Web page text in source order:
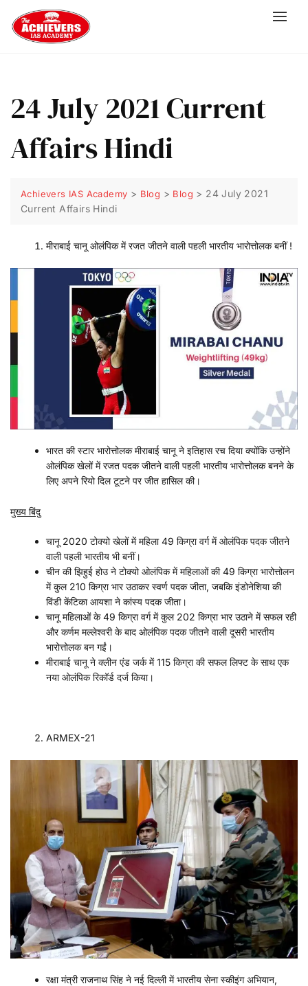
24 July 2021 Current
Affairs Hindi
Achievers IAS Academy > Blog > Blog > 24 July 2021
Current Affairs Hindi
मीराबाई चानू ओलंपिक में रजत जीतने वाली पहली भारतीय भारोत्तोलक बनीं!
भारत की स्टार भारोत्तोलक मीराबाई चानू ने इतिहास रच दिया क्योंकि उन्होंने
ओलंपिक खेलों में रजत पदक जीतने वाली पहली भारतीय भारोत्तोलक बनने के
लिए अपने रियो दिल टूटने पर जीत हासिल की।
मुख्य बिंदु
चानू 2020 टोक्यो खेलों में महिला 49 किग्रा वर्ग में ओलंपिक पदक जीतने
वाली पहली भारतीय भी बनीं।
चीन की झिहुई होउ ने टोक्यो ओलंपिक में महिलाओं की 49 किग्रा भारोत्तोलन
में कुल 210 किग्रा भार उठाकर स्वर्ण पदक जीता, जबकि इंडोनेशिया की
विंडी केंटिका आयशा ने कांस्य पदक जीता।
चानू महिलाओं के 49 किग्रा वर्ग में कुल 202 किग्रा भार उठाने में सफल रही
और कर्णम मल्लेश्वरी के बाद ओलंपिक पदक जीतने वाली दूसरी भारतीय
भारोत्तोलक बन गईं।
मीराबाई चानू ने क्लीन एंड जर्क में 115 किग्रा की सफल लिफ्ट के साथ एक
नया ओलंपिक रिकॉर्ड दर्ज किया।
ARMEX-21
रक्षा मंत्री राजनाथ सिंह ने नई दिल्ली में भारतीय सेना स्कीइंग अभियान,